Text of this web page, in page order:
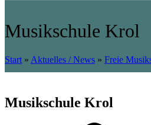
Musikschule Krol
Start » Aktuelles / News » Freie
Musikschule Krol